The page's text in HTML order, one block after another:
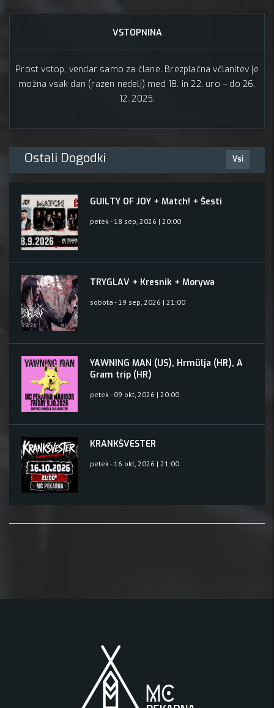
VSTOPNINA
Prost vstop, vendar samo za člane. Brezplačna včlanitev je
možna vsak dan (razen nedelj) med 18. in 22. uro – do 26.
12. 2025.
Ostali Dogodki Vsi
GUILTY OF JOY + Match! + Šesti
petek - 18 sep, 2026 | 20:00
TRYGLAV + Kresnik + Morywa
sobota - 19 sep, 2026 | 21:00
YAWNING MAN (US), Hrmülja (HR), A
Gram trip (HR)
petek - 09 okt, 2026 | 20:00
KRANKŠVESTER
petek - 16 okt, 2026 | 21:00